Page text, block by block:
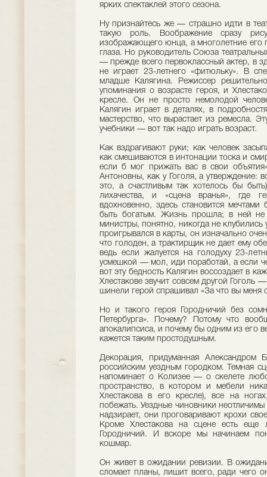
ярких спектаклей этого сезона.
Ну признайтесь же — страшно идти в
такую роль. Воображение сразу
изображающего юнца, а многолетние его
глаза. Но руководитель Союза
— прежде всего первоклассный актер, в
не играет 23-летнего «фитюльку». В
младше Калягина. Режиссер
упоминания о возрасте героя, и
кресле. Он не просто немолодой
Калягин играет в деталях, в
мастерство, что вырастает из ремесла.
учебники — вот так надо играть возраст.
Как вздрагивают руки; как человек
как смешиваются в интонации тоска и
если б мог прижать вас в свои
Антоновны, как у Гоголя, а утверждение:
это, а счастливым так хотелось бы
лихачества, и «сцена вранья», где
вдохновенно, здесь становится мечтами
быть богатым. Жизнь прошла; в ней не
министры, понятно, никогда не клубились
проигрывался в карты, он изначально
что голоден, а трактирщик не дает ему
ведь если жалуется на голодуху 23-
усмешкой — мол, иди поработай, а если
вот эту бедность Калягин воссоздает в
Хлестакове звучит совсем другой
шинели герой спрашивал «За что вы меня
Но и такого героя Городничий без
Петербурга». Почему? Потому что
апокалипсиса, и почему бы одним из его
кажется таким простодушным.
Декорация, придуманная Александром
российским уездным городком. Темная
напоминает о Колизее — о скелете
пространство, в котором и мебели
Хлестакова в его кресле), все на
побежать. Уездные чиновники
надзирает, они проговаривают крохи
Кроме Хлестакова на сцене есть
Городничий. И вскоре мы начинаем
кошмар.
Он живет в ожидании ревизии. В
сломает планы, лишит всего, ради чего